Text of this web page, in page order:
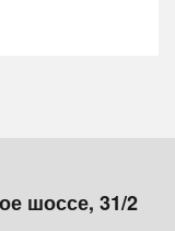
шоссе, 31/2